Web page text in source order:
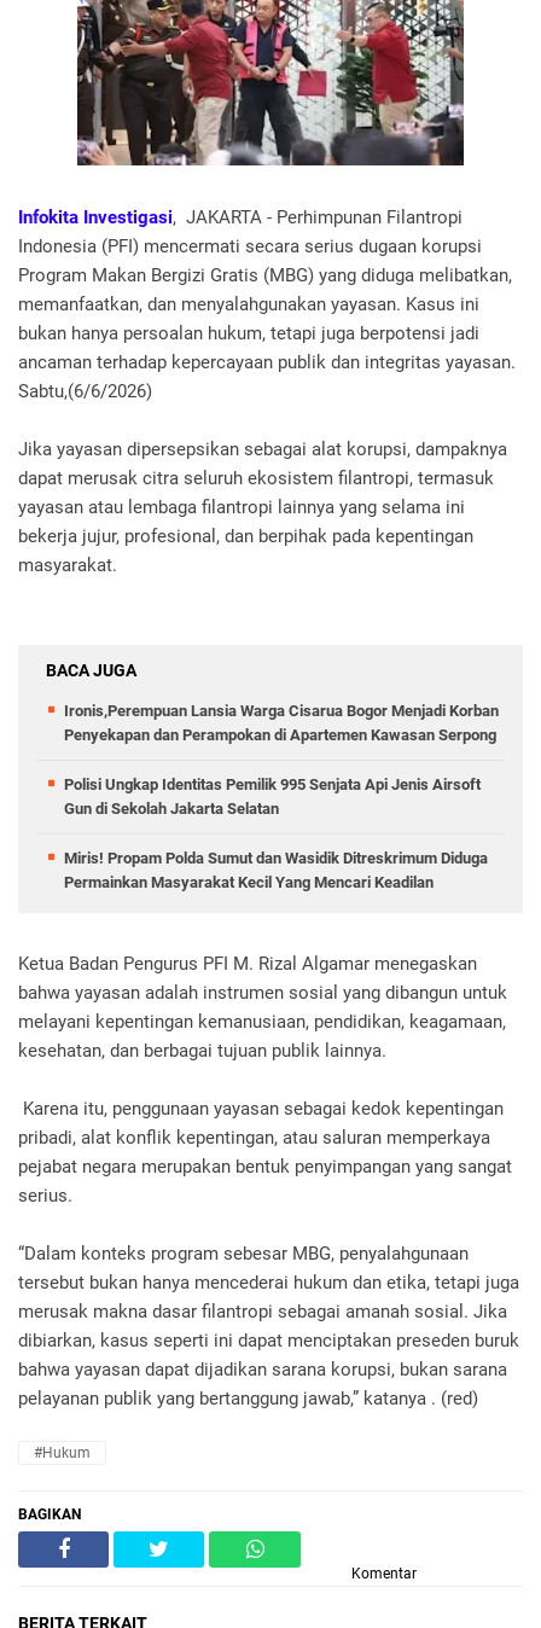
Infokita Investigasi, JAKARTA - Perhimpunan Filantropi
Indonesia (PFI) mencermati secara serius dugaan korupsi
Program Makan Bergizi Gratis (MBG) yang diduga melibatkan,
memanfaatkan, dan menyalahgunakan yayasan. Kasus ini
bukan hanya persoalan hukum, tetapi juga berpotensi jadi
ancaman terhadap kepercayaan publik dan integritas yayasan.
Sabtu,(6/6/2026)
Jika yayasan dipersepsikan sebagai alat korupsi, dampaknya
dapat merusak citra seluruh ekosistem filantropi, termasuk
yayasan atau lembaga filantropi lainnya yang selama ini
bekerja jujur, profesional, dan berpihak pada kepentingan
masyarakat.
BACA JUGA
Ironis,Perempuan Lansia Warga Cisarua Bogor Menjadi Korban
Penyekapan dan Perampokan di Apartemen Kawasan Serpong
Polisi Ungkap Identitas Pemilik 995 Senjata Api Jenis Airsoft
Gun di Sekolah Jakarta Selatan
Miris! Propam Polda Sumut dan Wasidik Ditreskrimum Diduga
Permainkan Masyarakat Kecil Yang Mencari Keadilan
Ketua Badan Pengurus PFI M. Rizal Algamar menegaskan
bahwa yayasan adalah instrumen sosial yang dibangun untuk
melayani kepentingan kemanusiaan, pendidikan, keagamaan,
kesehatan, dan berbagai tujuan publik lainnya.
Karena itu, penggunaan yayasan sebagai kedok kepentingan
pribadi, alat konflik kepentingan, atau saluran memperkaya
pejabat negara merupakan bentuk penyimpangan yang sangat
serius.
“Dalam konteks program sebesar MBG, penyalahgunaan
tersebut bukan hanya mencederai hukum dan etika, tetapi juga
merusak makna dasar filantropi sebagai amanah sosial. Jika
dibiarkan, kasus seperti ini dapat menciptakan preseden buruk
bahwa yayasan dapat dijadikan sarana korupsi, bukan sarana
pelayanan publik yang bertanggung jawab,” katanya . (red)
#Hukum
BAGIKAN
Komentar
BERITA TERKAIT